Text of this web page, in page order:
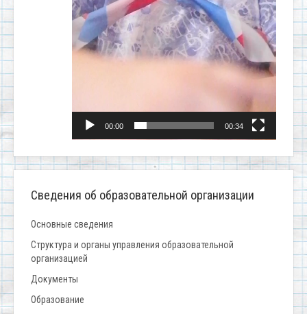
00:00 00:34
Сведения об образовательной организации
Основные сведения
Структура и органы управления образовательной
организацией
Документы
Образование